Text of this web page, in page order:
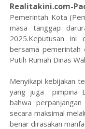
Realitakini.com-
Pemerintah Kota
masa tanggap
2025.Keputusan ini
bersama pemerintah
Putih Rumah Dinas
Menyikapi kebijakan
yang juga pimpina
bahwa
secara maksimal
benar dirasakan